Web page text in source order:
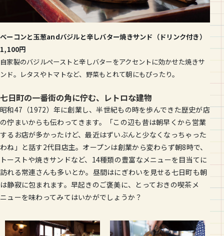
ベーコンと玉葱andバジルと辛しバター焼きサンド（ドリンク付き）
1,100円
自家製のバジルペーストと辛しバターをアクセントに効かせた焼きサ
ンド。レタスやトマトなど、野菜もとれて朝にもぴったり。
七日町の一番街の角に佇む、レトロな建物
昭和47（1972）年に創業し、半世紀もの時を歩んできた歴史が店
の佇まいからも伝わってきます。「この辺も昔は朝早くから営業
するお店が多かったけど、最近はずいぶんと少なくなっちゃった
わね」と話す2代目店主。オープンは創業から変わらず朝8時で、
トーストや焼きサンドなど、14種類の豊富なメニューを目当てに
訪れる常連さんも多いとか。昼間はにぎわいを見せる七日町も朝
は静寂に包まれます。早起きのご褒美に、とっておきの喫茶メ
ニューを味わってみてはいかがでしょうか？